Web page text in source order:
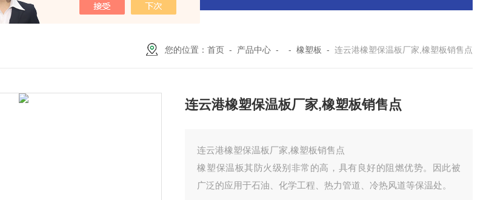
您的位置： 首页 - 产品中心 - - 橡塑板 - 连云港橡塑保温板厂家,橡塑板销售点
连云港橡塑保温板厂家,橡塑板销售点
连云港橡塑保温板厂家,橡塑板销售点
橡塑保温板其防火级别非常的高，具有良好的阻燃优势。因此被
广泛的应用于石油、化学工程、热力管道、冷热风道等保温处。